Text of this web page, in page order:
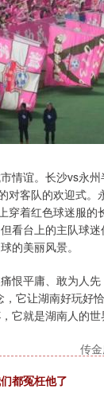
情谊。长沙vs永
对客队的欢迎式
着红色球迷服
台上的主队球迷
的美丽风景。
恨平庸、敢为人
它让湖南好玩好
它就是湖南人的世
传
都冤枉他了